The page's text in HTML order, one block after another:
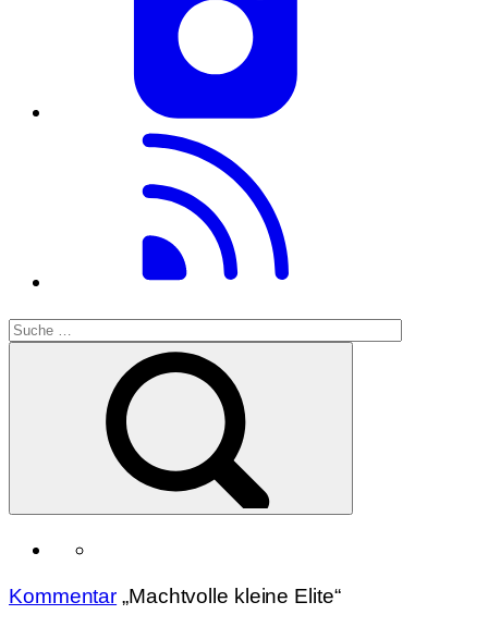
Kommentar „Machtvolle kleine Elite“